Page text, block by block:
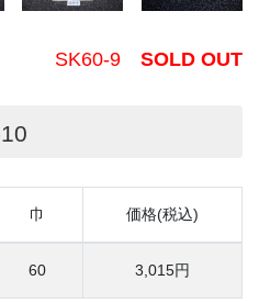
SK60-9 SOLD OUT
巾 価格(税込)
60 3,015円